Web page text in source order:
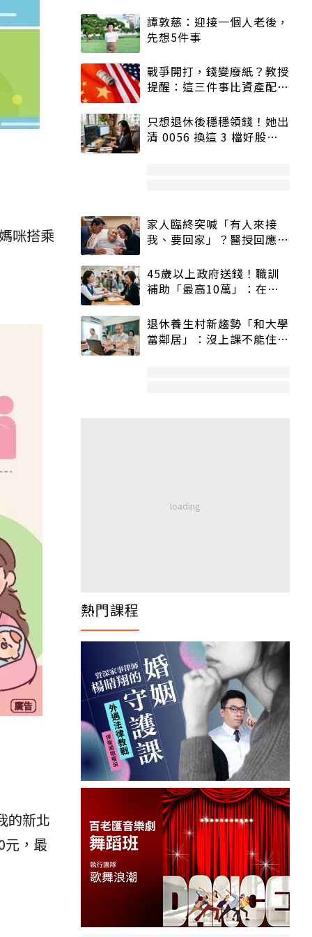
咪搭乘
的新北
元，最
譚敦慈：迎接一個人老後，
先想5件事
戰爭開打，錢變廢紙？教授
提醒：這三件事比資產配置
只想退休後穩穩領錢！她出
清 0056 換這 3 檔好股：
家人臨終突喊「有人來接
我、要回家」？醫授回應方
45歲以上政府送錢！職訓
補助「最高10萬」：在
退休養生村新趨勢「和大學
當鄰居」：沒上課不能住、
熱門課程